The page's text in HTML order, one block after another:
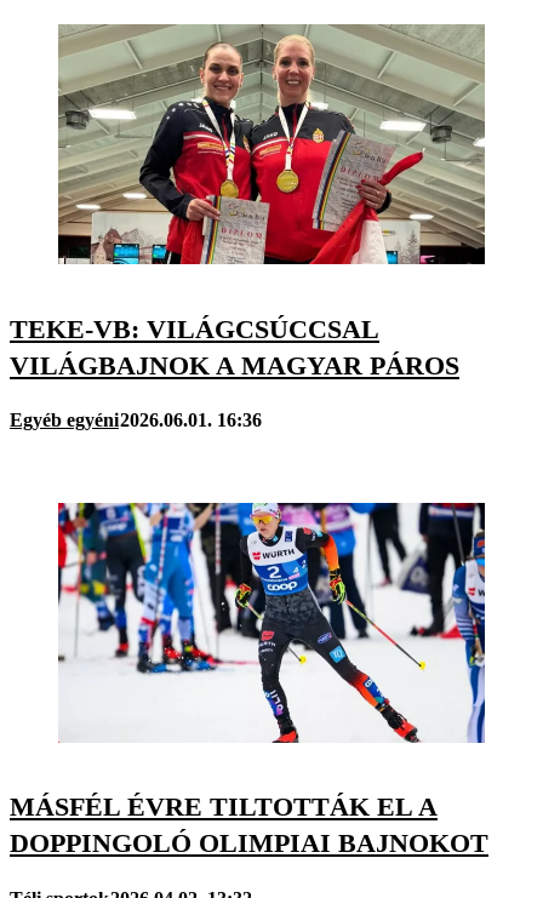
TEKE-VB: VILÁGCSÚCCSAL
VILÁGBAJNOK A MAGYAR PÁROS
Egyéb egyéni2026.06.01. 16:36
MÁSFÉL ÉVRE TILTOTTÁK EL A
DOPPINGOLÓ OLIMPIAI BAJNOKOT